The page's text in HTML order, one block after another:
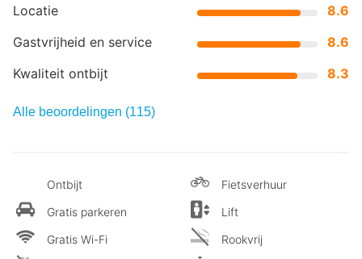
Locatie
8.6
Gastvrijheid en service
8.6
Kwaliteit ontbijt
8.3
Alle beoordelingen (115)
Ontbijt
Gratis parkeren
Gratis Wi-Fi
Fietsverhuur
Lift
Rookvrij